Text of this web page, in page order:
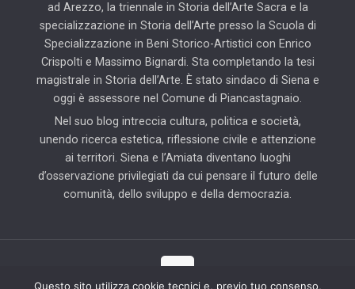
ad Arezzo, la triennale in Storia dell’Arte Sacra e la
specializzazione in Storia dell’Arte presso la Scuola di
Specializzazione in Beni Storico-Artistici con Enrico
Crispolti e Massimo Bignardi. Sta completando la tesi
magistrale in Storia dell’Arte. È stato sindaco di Siena e
oggi è assessore nel Comune di Piancastagnaio.
Nel suo blog intreccia cultura, politica e società,
unendo ricerca estetica, riflessione civile e attenzione
ai territori. Siena e l’Amiata diventano luoghi
d’osservazione privilegiati da cui pensare il futuro delle
comunità, dello sviluppo e della democrazia.
Questo sito utilizza cookie tecnici e, previo tuo consenso,